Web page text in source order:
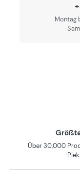
Montag
Über 30,000